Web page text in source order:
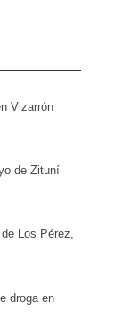
Vizarrón
de Zituní
de Los Pérez,
droga en